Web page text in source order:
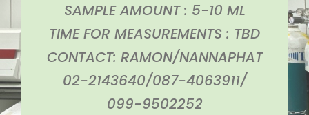
SAMPLE AMOUNT : 5-10 ML
TIME FOR MEASUREMENTS : TBD
CONTACT: RAMON/NANNAPHAT
02-2143640/087-4063911/
099-9502252